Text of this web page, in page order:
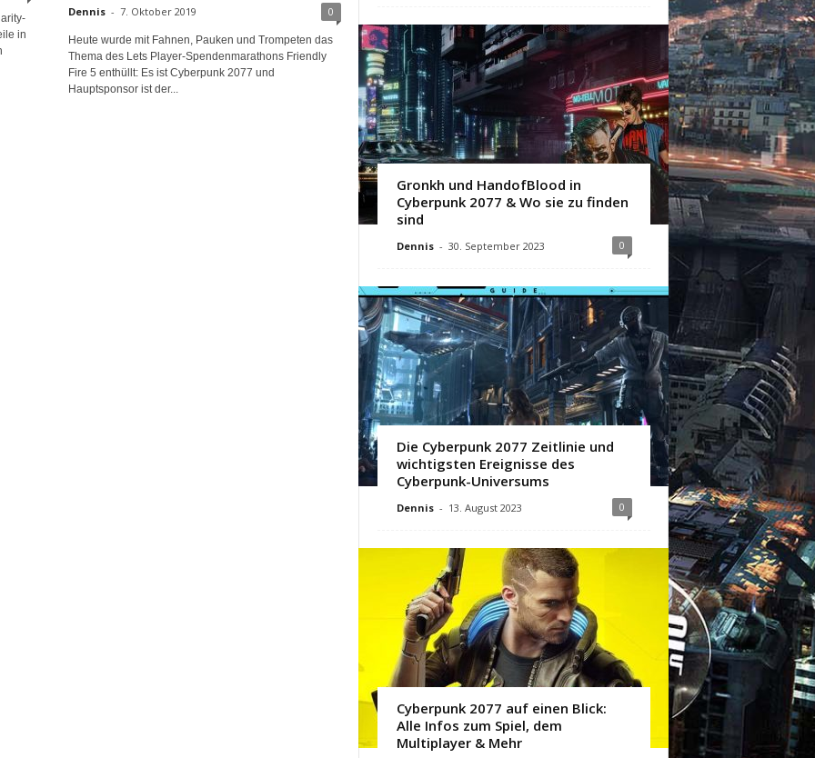
in
Dennis - 7. Oktober 2019 0
Heute wurde mit Fahnen, Pauken und Trompeten das
Thema des Lets Player-Spendenmarathons Friendly
Fire 5 enthüllt: Es ist Cyberpunk 2077 und
Hauptsponsor ist der...
Gronkh und HandofBlood in
Cyberpunk 2077 & Wo sie zu finden
sind
Dennis - 30. September 2023 0
Die Cyberpunk 2077 Zeitlinie und
wichtigsten Ereignisse des
Cyberpunk-Universums
Dennis - 13. August 2023 0
Cyberpunk 2077 auf einen Blick:
Alle Infos zum Spiel, dem
Multiplayer & Mehr